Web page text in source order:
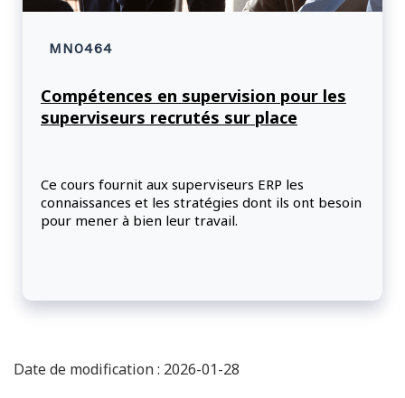
MN0464
Compétences en supervision pour les
superviseurs recrutés sur place
Ce cours fournit aux superviseurs ERP les
connaissances et les stratégies dont ils ont besoin
pour mener à bien leur travail.
Date de modification : 2026-01-28